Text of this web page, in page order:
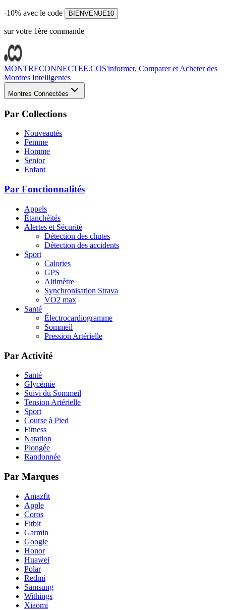
-10% avec le code BIENVENUE10
sur votre 1ère commande
MONTRECONNECTEE.COS'informer, Comparer et Acheter des
Montres Intelligentes
Montres Connectées
Par Collections
Nouveautés
Femme
Homme
Senior
Enfant
Par Fonctionnalités
Appels
Étanchéités
Alertes et Sécurité
Détection des chutes
Détection des accidents
Sport
Calories
GPS
Altimètre
Synchronisation Strava
VO2 max
Santé
Électrocardiogramme
Sommeil
Pression Artérielle
Par Activité
Santé
Glycémie
Suivi du Sommeil
Tension Artérielle
Sport
Course à Pied
Fitness
Natation
Plongée
Randonnée
Par Marques
Amazfit
Apple
Coros
Fitbit
Garmin
Google
Honor
Huawei
Polar
Redmi
Samsung
Withings
Xiaomi